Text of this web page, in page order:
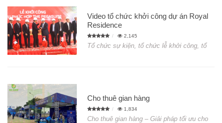
Video tổ chức khởi công dự án Royal
Residence
2,145
Tổ chức sự kiện, tổ chức lễ khởi công, tổ
Cho thuê gian hàng
1,834
Cho thuê gian hàng – Giải pháp tối ưu cho